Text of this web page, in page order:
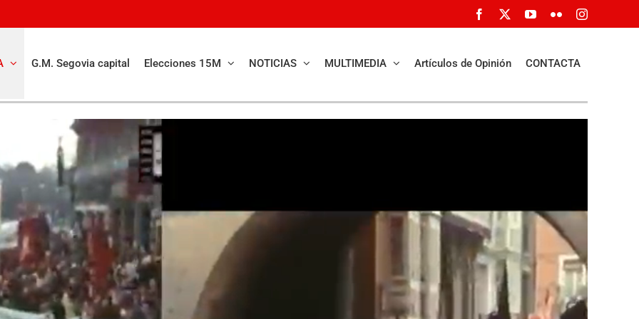
Facebook YouTube
FlickrInstagram
G.M. Segovia capital Elecciones 15M NOTICIAS MULTIMEDIA Artículos de Opinión CONTACTA